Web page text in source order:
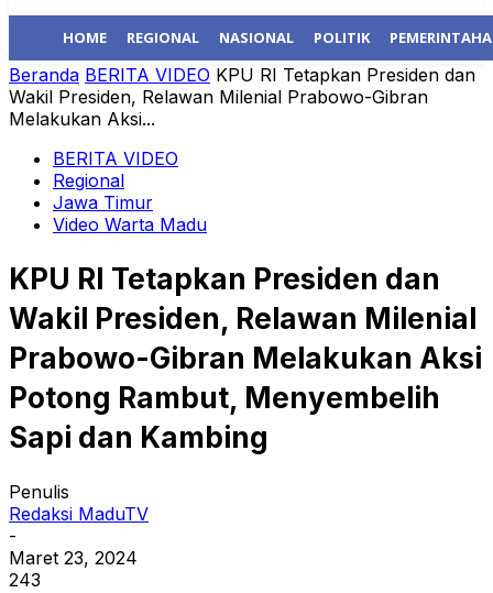
HOME REGIONAL NASIONAL POLITIK
Beranda BERITA VIDEO KPU RI Tetapkan Presiden dan
Wakil Presiden, Relawan Milenial Prabowo-Gibran
Melakukan Aksi...
BERITA VIDEO
Regional
Jawa Timur
Video Warta Madu
KPU RI Tetapkan Presiden dan
Wakil Presiden, Relawan Milenial
Prabowo-Gibran Melakukan Aksi
Potong Rambut, Menyembelih
Sapi dan Kambing
Penulis
Redaksi MaduTV
-
Maret 23, 2024
243